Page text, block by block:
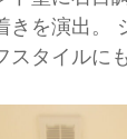
きを演出。
タイルに